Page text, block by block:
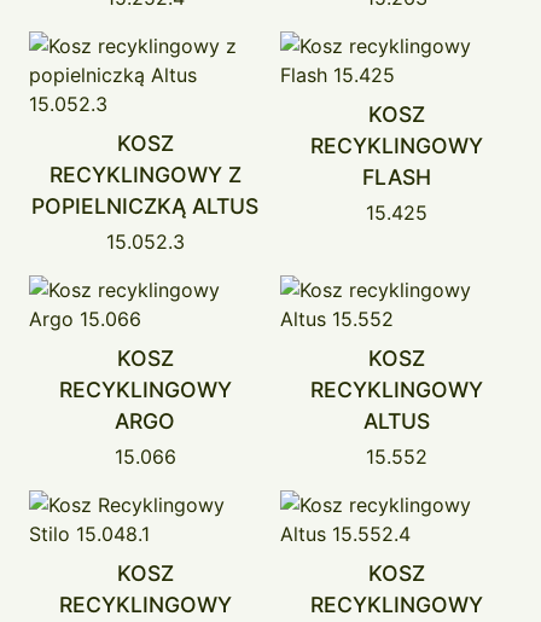
KOSZ
RECYKLINGOWY Z
POPIELNICZKĄ ALTUS
15.052.3
KOSZ
RECYKLINGOWY
FLASH
15.425
KOSZ
RECYKLINGOWY
ARGO
15.066
KOSZ
RECYKLINGOWY
ALTUS
15.552
KOSZ
RECYKLINGOWY
KOSZ
RECYKLINGOWY